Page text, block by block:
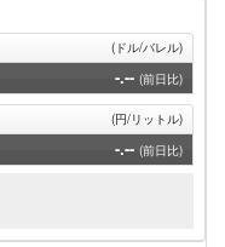
(ドル/バレル)
-.-- (前日比)
(円/リットル)
-.-- (前日比)